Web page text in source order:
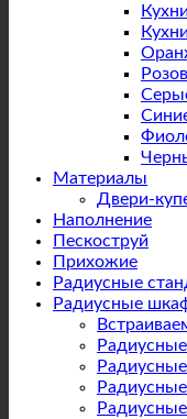
Материалы
Двери-
Наполнение
Пескоструй
Прихожие
Радиусные
Радиусные